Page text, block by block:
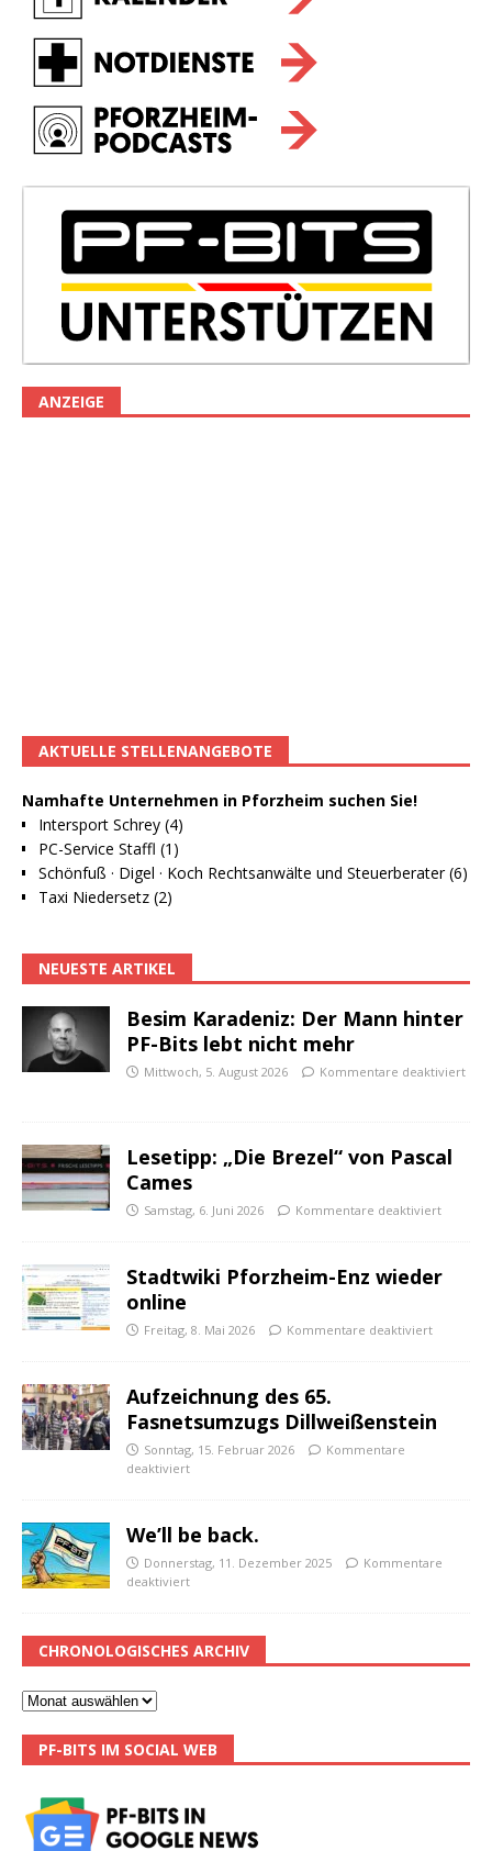
ANZEIGE
AKTUELLE STELLENANGEBOTE
Namhafte Unternehmen in Pforzheim suchen Sie!
Intersport Schrey (4)
PC-Service Staffl (1)
Schönfuß · Digel · Koch Rechtsanwälte und Steuerberater (6)
Taxi Niedersetz (2)
NEUESTE ARTIKEL
Besim Karadeniz: Der Mann hinter
PF-Bits lebt nicht mehr
Mittwoch, 5. August 2026 Kommentare deaktiviert
Lesetipp: „Die Brezel“ von Pascal
Cames
Samstag, 6. Juni 2026 Kommentare deaktiviert
Stadtwiki Pforzheim-Enz wieder
online
Freitag, 8. Mai 2026 Kommentare deaktiviert
Aufzeichnung des 65.
Fasnetsumzugs Dillweißenstein
Sonntag, 15. Februar 2026
Kommentare
deaktiviert
We’ll be back.
Donnerstag, 11. Dezember 2025
Kommentare
deaktiviert
CHRONOLOGISCHES ARCHIV
PF-BITS IM SOCIAL WEB